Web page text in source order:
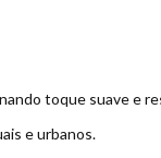
toque suave e
e urbanos.